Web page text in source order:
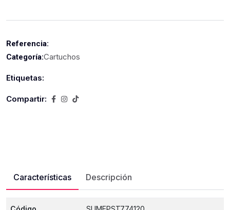
Referencia:
Categoría:Cartuchos
Etiquetas:
Compartir:
Características Descripción